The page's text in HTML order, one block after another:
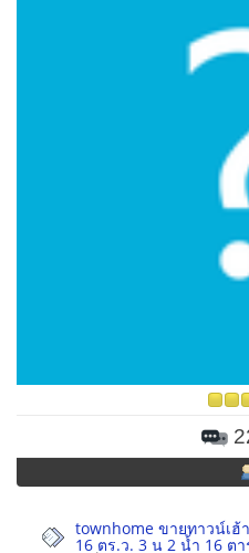
townhome ขายทาวน์เฮ้
16 ตร.ว. 3 น 2 น้ำ 16 ต